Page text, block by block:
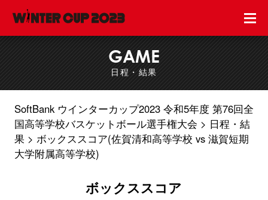
GAME
日程・結果
SoftBank ウインターカップ2023 令和5年度 第76回全
国高等学校バスケットボール選手権大会
日程・結
果
ボックススコア(佐賀清和高等学校 vs 滋賀短期
大学附属高等学校)
ボックススコア